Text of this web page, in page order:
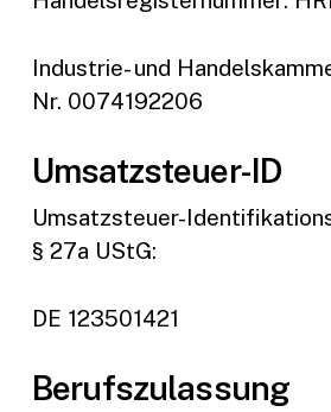
Industrie- und
Nr. 0074192206
Umsatzsteuer-ID
Umsatzsteuer-
§ 27a UStG:
DE 123501421
Berufszulassung